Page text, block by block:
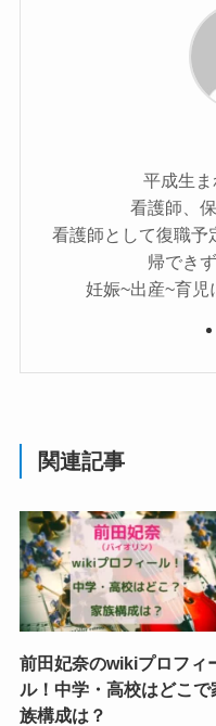
平成生ま
看護師、
看護師として復職予
帰でき
妊娠~出産~育児
関連記事
前田妃奈のwikiプロフィ
ル！中学・高校はどこで
族構成は？